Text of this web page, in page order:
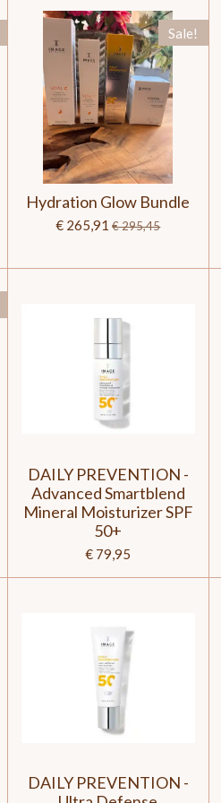
Sale!
Hydration Glow Bundle
€ 265,91 € 295,45
DAILY PREVENTION -
Advanced Smartblend
Mineral Moisturizer SPF
50+
€ 79,95
DAILY PREVENTION -